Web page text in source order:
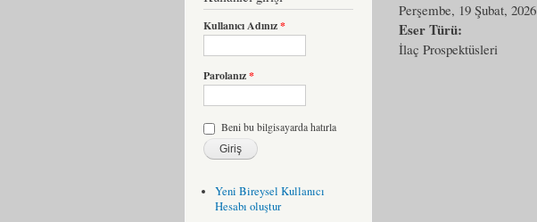
Kullanıcı Adınız*
Parolanız*
Beni bu bilgisayarda hatırla
Yeni Bireysel Kullanıcı
Hesabı oluştur
Perşembe, 19 Şubat, 2026
Eser Türü:
İlaç Prospektüsleri